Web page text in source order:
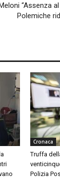
“Assenza
Polemiche
Cronaca
Truffa
Polizia